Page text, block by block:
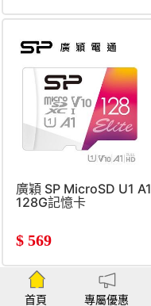
廣穎 SP MicroSD U1 A1
128G記憶卡
$ 569
首頁 專屬優惠